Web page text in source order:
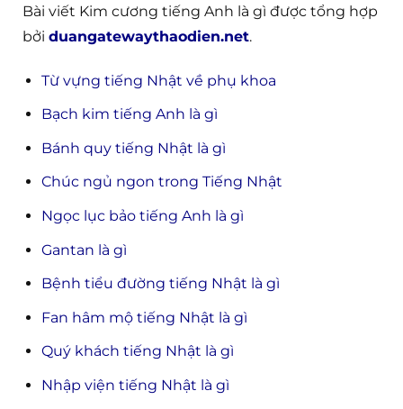
Bài viết Kim cương tiếng Anh là gì được tổng hợp
bởi duangatewaythaodien.net.
Từ vựng tiếng Nhật về phụ khoa
Bạch kim tiếng Anh là gì
Bánh quy tiếng Nhật là gì
Chúc ngủ ngon trong Tiếng Nhật
Ngọc lục bảo tiếng Anh là gì
Gantan là gì
Bệnh tiểu đường tiếng Nhật là gì
Fan hâm mộ tiếng Nhật là gì
Quý khách tiếng Nhật là gì
Nhập viện tiếng Nhật là gì